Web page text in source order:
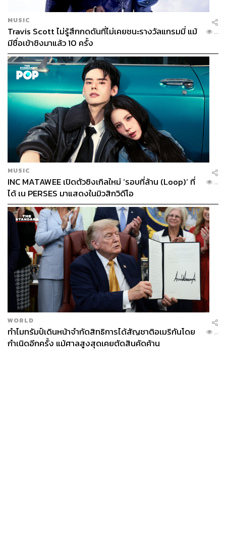
MUSIC
Travis Scott ไม่รู้สึกกดดันที่ไม่เคยชนะรางวัลแกรมมี่ แม้
มีชื่อเข้าชิงมาแล้ว 10 ครั้ง
...
MUSIC
INC MATAWEE เปิดตัวซิงเกิลใหม่ ‘รอบที่ล้าน (Loop)’ ที่
ได้ เน PERSES มาแสดงในมิวสิกวิดีโอ
...
WORLD
ทำไมทรัมป์เดินหน้าจำกัดสิทธิการได้สัญชาติอเมริกันโดย
กำเนิดอีกครั้ง แม้ศาลสูงสุดเคยตัดสินคัดค้าน
...